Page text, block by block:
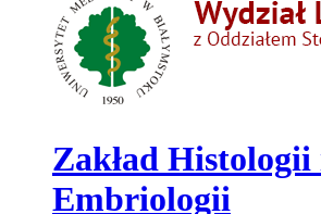
Zakład Histologii
Embriologii